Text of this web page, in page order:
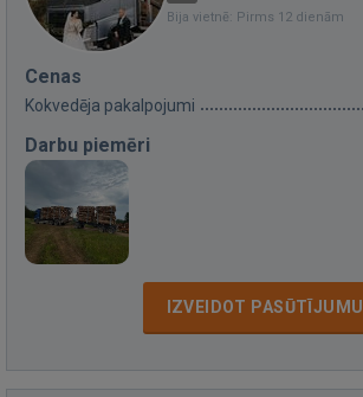
Bija vietnē: Pirms 12 dienām
Cenas
Kokvedēja pakalpojumi
Darbu piemēri
IZVEIDOT PASŪTĪJUMU